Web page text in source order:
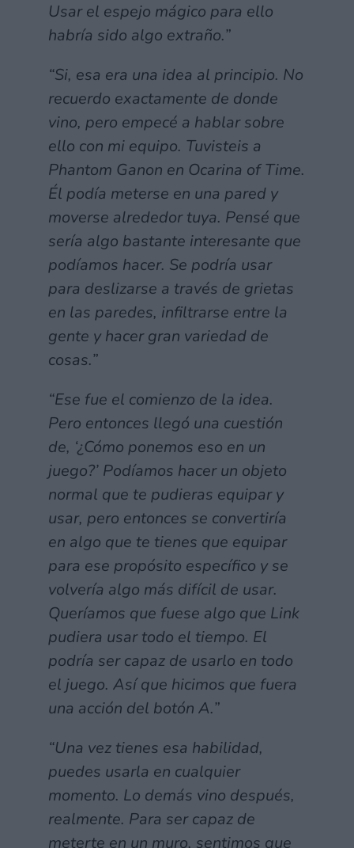
Usar el espejo mágico para ello
habría sido algo extraño.”
“Si, esa era una idea al principio. No
recuerdo exactamente de donde
vino, pero empecé a hablar sobre
ello con mi equipo. Tuvisteis a
Phantom Ganon en Ocarina of Time.
Él podía meterse en una pared y
moverse alrededor tuya. Pensé que
sería algo bastante interesante que
podíamos hacer. Se podría usar
para deslizarse a través de grietas
en las paredes, infiltrarse entre la
gente y hacer gran variedad de
cosas.”
“Ese fue el comienzo de la idea.
Pero entonces llegó una cuestión
de, ‘¿Cómo ponemos eso en un
juego?’ Podíamos hacer un objeto
normal que te pudieras equipar y
usar, pero entonces se convertiría
en algo que te tienes que equipar
para ese propósito específico y se
volvería algo más difícil de usar.
Queríamos que fuese algo que Link
pudiera usar todo el tiempo. El
podría ser capaz de usarlo en todo
el juego. Así que hicimos que fuera
una acción del botón A.”
“Una vez tienes esa habilidad,
puedes usarla en cualquier
momento. Lo demás vino después,
realmente. Para ser capaz de
meterte en un muro, sentimos que